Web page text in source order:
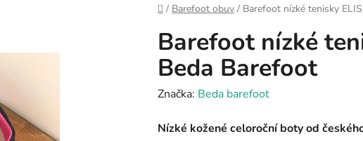
Domů
/ Barefoot obuv / Barefoot nízké tenisky
Barefoot nízké
Beda Barefoot
Značka: Beda barefoot
Nízké kožené celoroční boty od